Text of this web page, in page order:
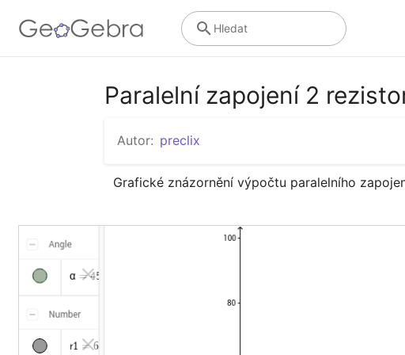
Hledat
Paralelní zapojení 2
Autor: preclix
Grafické znázornění výpočtu paralelního